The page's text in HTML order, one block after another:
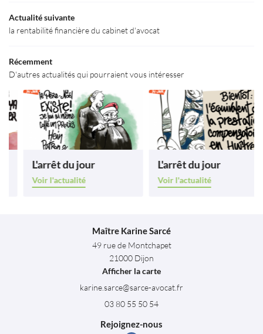
d’Expertise
Avis
Contact
ESPACE PRO
INSCRIPTION
Rejoignez-
Actualité suivante
la rentabilité financière du cabinet d'avocat
Récemment
D'autres actualités qui pourraient vous intéresser
L'arrêt du jour
Voir l'actualité
L'arrêt du jour
Voir l'actualité
Maître Karine Sarcé
49 rue de Montchapet
21000 Dijon
Afficher la carte
03 80 55 50 54
Rejoignez-nous